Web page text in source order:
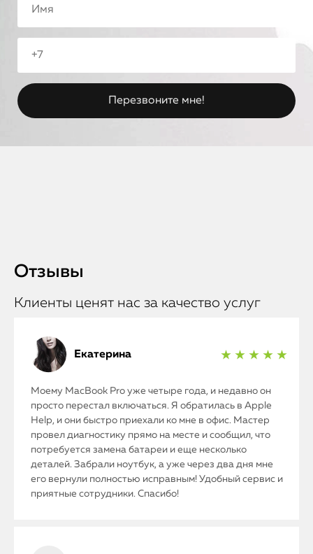
Отзывы
Клиенты ценят нас за качество услуг
Екатерина ★ ★ ★ ★ ★
Моему MacBook Pro уже четыре года, и недавно он
просто перестал включаться. Я обратилась в Apple
Help, и они быстро приехали ко мне в офис. Мастер
провел диагностику прямо на месте и сообщил, что
потребуется замена батареи и еще несколько
деталей. Забрали ноутбук, а уже через два дня мне
его вернули полностью исправным! Удобный сервис и
приятные сотрудники. Спасибо!